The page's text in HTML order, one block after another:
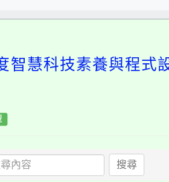
慧科技素養與程式
搜尋